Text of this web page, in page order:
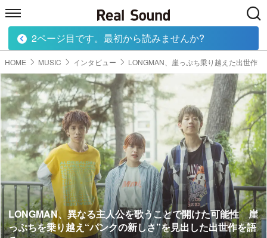
HOME MUSIC MOVIE TECH
HOME MUSIC インタビュー LONGMAN、崖っぷち乗り越えた出世作
LONGMAN、異なる主人公を歌うことで開けた可能性 崖
っぷちを乗り越え“パンクの新しさ”を見出した出世作を語
2ページ目です。最初から読みませんか?